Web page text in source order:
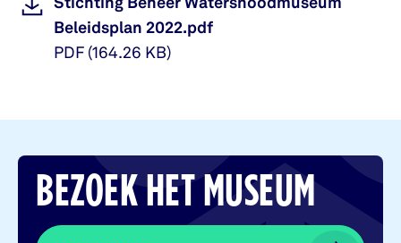
Stichting Beheer Watersnoodmuseum
Beleidsplan 2022.pdf
PDF (164.26 KB)
BEZOEK HET MUSEUM